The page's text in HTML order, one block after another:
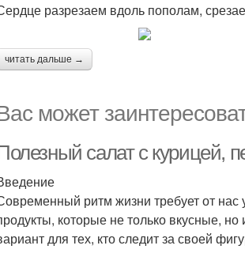
разрезаем вдоль пополам,
читать дальше →
может
салат с курицей,
ритм жизни требует от
которые не только вкусные,
для тех, кто следит за своей